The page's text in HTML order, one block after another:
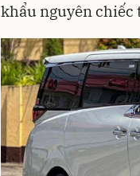
khẩu nguyên chiếc